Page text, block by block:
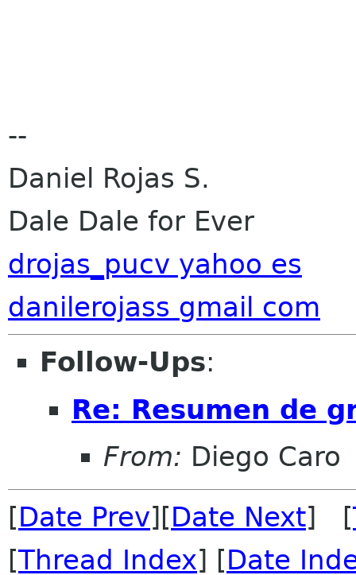
--
Daniel Rojas S.
Dale Dale for Ever
drojas_pucv yahoo es
danilerojass gmail com
Follow-Ups:
Re: Resumen de
From: Diego Caro
[Date Prev][Date Next] [
[Thread Index] [Date